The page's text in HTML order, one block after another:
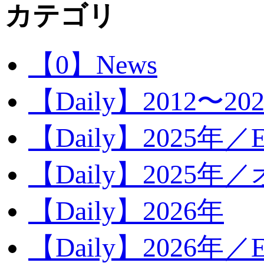
カテゴリ
【0】News
【Daily】2012〜
【Daily】2025年／
【Daily】2025年
【Daily】2026年
【Daily】2026年／